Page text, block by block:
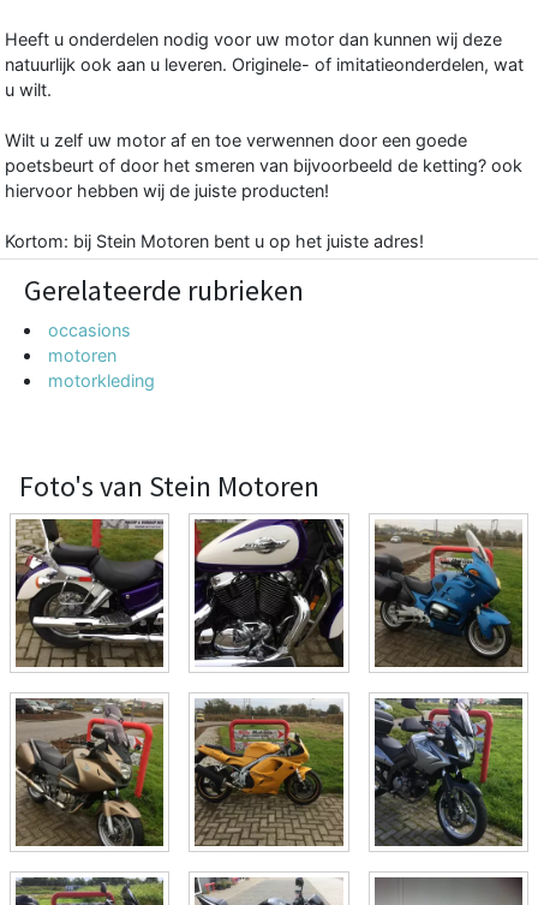
Heeft u onderdelen nodig voor uw motor dan kunnen wij deze
natuurlijk ook aan u leveren. Originele- of imitatieonderdelen, wat
u wilt.
Wilt u zelf uw motor af en toe verwennen door een goede
poetsbeurt of door het smeren van bijvoorbeeld de ketting? ook
hiervoor hebben wij de juiste producten!
Kortom: bij Stein Motoren bent u op het juiste adres!
Gerelateerde rubrieken
occasions
motoren
motorkleding
Foto's van Stein Motoren